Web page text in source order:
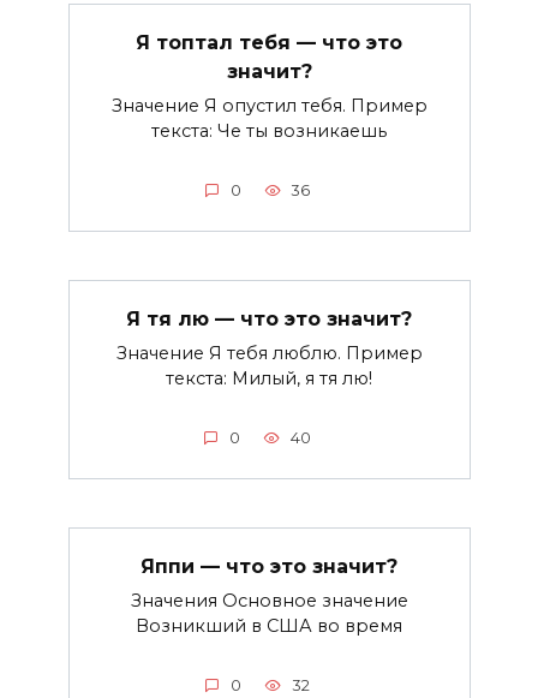
Я топтал тебя — что это
значит?
Значение Я опустил тебя. Пример
текста: Че ты возникаешь
0 36
Я тя лю — что это значит?
Значение Я тебя люблю. Пример
текста: Милый, я тя лю!
0 40
Яппи — что это значит?
Значения Основное значение
Возникший в США во время
0 32